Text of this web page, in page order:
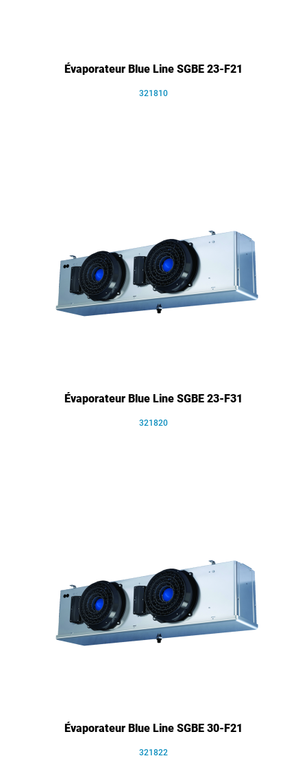
Évaporateur Blue Line SGBE 23-F21
321810
Évaporateur Blue Line SGBE 23-F31
321820
Évaporateur Blue Line SGBE 30-F21
321822